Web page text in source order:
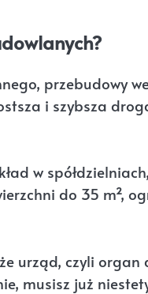
przebudowy
i szybsza
w
do 35 m²,
urząd, czyli
musisz już